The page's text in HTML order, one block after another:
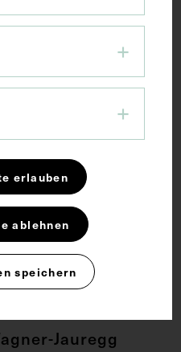
Jauregg
erlauben
ablehnen
speichern